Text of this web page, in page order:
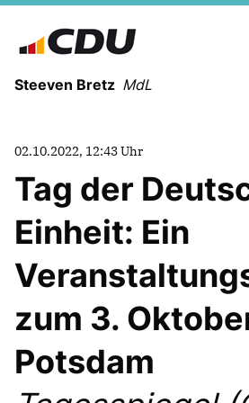
Steeven Bretz MdL
MEIN
02.10.2022, 12:43 Uhr
Tag der
Einheit: Ein
zum 3.
Potsdam